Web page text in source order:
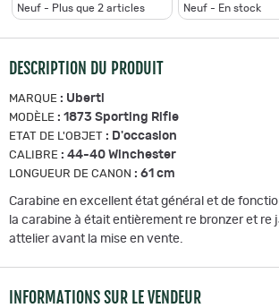
Neuf - Plus que 2 articles
Neuf - En stock
DESCRIPTION DU PRODUIT
MARQUE : Uberti
MODÈLE : 1873 Sporting Rifle
ETAT DE L'OBJET : D'occasion
CALIBRE : 44-40 Winchester
LONGUEUR DE CANON : 61 cm
Carabine en excellent état général et de
la carabine à était entièrement re bronzer et re
attelier avant la mise en vente.
INFORMATIONS SUR LE VENDEUR